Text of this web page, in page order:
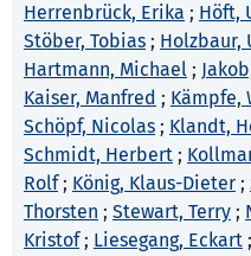
Herrenbrück, Erika ; Höft,
Stöber, Tobias ; Holzbaur,
Hartmann, Michael ;
Kaiser, Manfred ; Kämpfe,
Schöpf, Nicolas ; Klandt,
Schmidt, Herbert ;
Rolf; König, Klaus-Dieter ;
Thorsten ; Stewart, Terry ;
Kristof; Liesegang, Eckart ;